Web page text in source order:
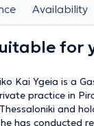
Availability
for
Kai Ygeia is a
practice in
and
has conducted